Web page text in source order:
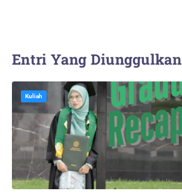
Entri Yang Diunggulkan
Kuliah